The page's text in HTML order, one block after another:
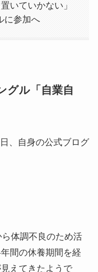
いていかない」
に参加へ
グル「自業自
、自身の公式ブログ
体調不良のため活
間の休養期間を経
えてきたようで